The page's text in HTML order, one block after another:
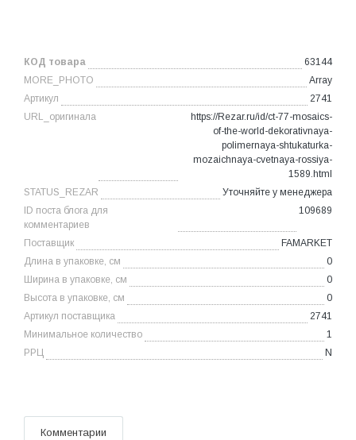
КОД товара
63144
MORE_PHOTO
Array
Артикул
2741
URL_оригинала
https://Rezar.ru/id/ct-77-mosaics-
of-the-world-dekorativnaya-
polimernaya-shtukaturka-
mozaichnaya-cvetnaya-rossiya-
1589.html
STATUS_REZAR
Уточняйте у менеджера
ID поста блога для
комментариев
109689
Поставщик
FAMARKET
Длина в упаковке, см
0
Ширина в упаковке, см
0
Высота в упаковке, см
0
Артикул поставщика
2741
Минимальное количество
1
РРЦ
N
Комментарии